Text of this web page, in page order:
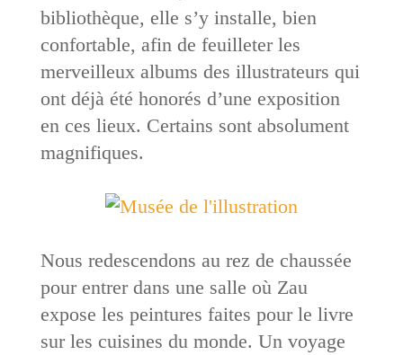
bibliothèque, elle s’y installe, bien
confortable, afin de feuilleter les
merveilleux albums des illustrateurs qui
ont déjà été honorés d’une exposition
en ces lieux. Certains sont absolument
magnifiques.
Nous redescendons au rez de chaussée
pour entrer dans une salle où Zau
expose les peintures faites pour le livre
sur les cuisines du monde. Un voyage